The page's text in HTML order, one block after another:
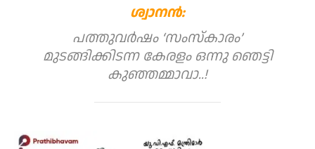
ശ്വാനൻ:
പത്തുവർഷം ‘സംസ്കാരം’
മുടങ്ങിക്കിടന്ന കേരളം ഒന്നു ഞെട്ടി
കുഞ്ഞമ്മാവാ..!